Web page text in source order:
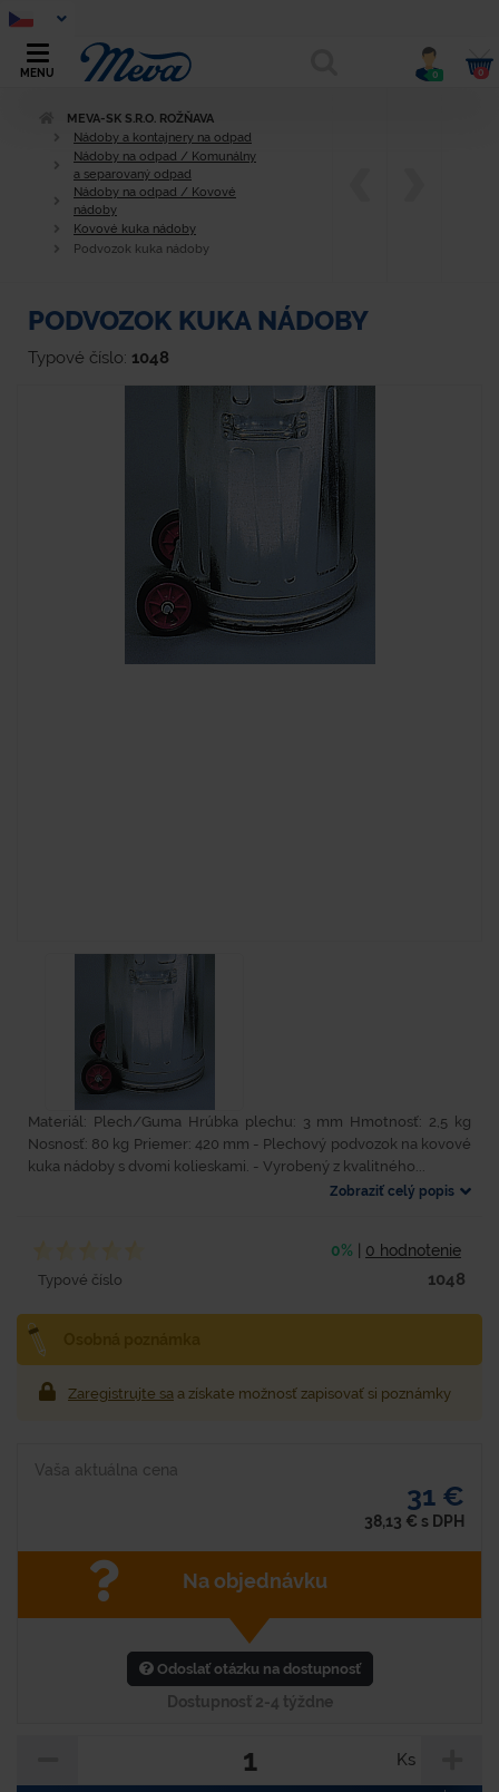
MENU 0 0
MEVA-SK S.R.O. ROŽŇAVA
Nádoby a kontajnery na odpad
Nádoby na odpad / Komunálny
a separovaný odpad
Nádoby na odpad / Kovové
nádoby
Kovové kuka nádoby
Podvozok kuka nádoby
PODVOZOK KUKA NÁDOBY
Typové číslo: 1048
Materiál: Plech/Guma Hrúbka plechu: 3 mm Hmotnosť: 2,5 kg
Nosnosť: 80 kg Priemer: 420 mm - Plechový podvozok na kovové
kuka nádoby s dvomi kolieskami. - Vyrobený z kvalitného...
Zobraziť celý popis
0% 0 hodnotenie
Typové číslo 1048
Zaregistrujte sa a získate možnosť zapisovať si poznámky
Vaša aktuálna cena
31 €
38,13 € s DPH
Na objednávku
Odoslať otázku na dostupnosť
Dostupnosť 2-4 týždne
Ks